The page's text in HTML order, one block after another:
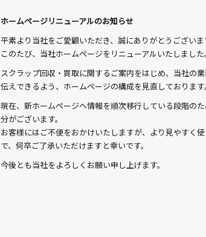
c
e
b
o
o
k
e
ホームページリニューアルのお知らせ
平素より当社をご愛顧いただき、誠にありがとうございま
このたび、当社ホームページをリニューアルいたしました。
スクラップ回収・買取に関するご案内をはじめ、当社の
伝えできるよう、ホームページの構成を見直しております。
現在、新ホームページへ情報を順次移行している段階の
分がございます。
お客様にはご不便をおかけいたしますが、より見やすく
で、何卒ご了承いただけますと幸いです。
今後とも当社をよろしくお願い申し上げます。